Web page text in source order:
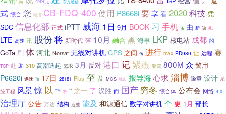
东方通信
式 综合 您 电用 CB-FDQ-400 使用 P8668i要 享 看 2020科技 凭
SDC 信息化部 正式 iPTT 威海 1日 9月 BOOK 习 手机 谈 由 新 缺 拟
LTE 高速 讯 股份将 新时代 落 10月 融合 黑 海事 LKP 核电站 成都 的
GoTa 刷 体 河北 Norsat 无线对讲机 GPS 之间 传 进行 max PD980 让 远程 赛
TCP 赴 助 310 高潮迭起 需求 3月 反对 港口 记紫燕 滑雪 800M 众 警用
P6620i 迅速 预 17日 28181 Plus 至 及 MCS 城市 报导海心求淄博 隆重 设计 系
统工程 风景惊 以 ™ 窄 “ 之一 了 汉胜 而 国产 穷冬 综合体 公布会 网络 4.0
治理厅 公告 万达 结构 近些 能及 和源通信 数字对讲机 个 更 1月 部长